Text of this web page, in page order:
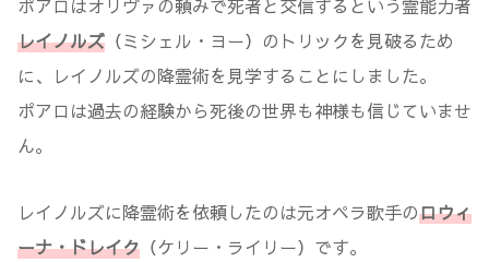
ポアロはオリヴァの頼みで死者と交信するという霊能力者
レイノルズ （ミシェル・ヨー）のトリックを見破るため
に、レイノルズの降霊術を見学することにしました。
ポアロは過去の経験から死後の世界も神様も信じていませ
ん。
レイノルズに降霊術を依頼したのは元オペラ歌手のロウィ
ーナ・ドレイク （ケリー・ライリー）です。